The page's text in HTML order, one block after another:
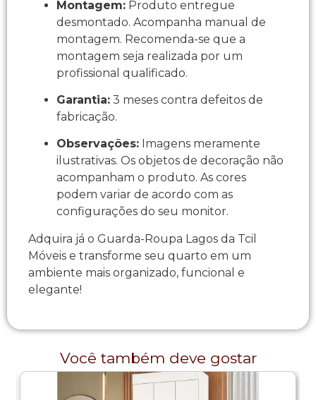
Montagem: Produto entregue
desmontado. Acompanha manual de
montagem. Recomenda-se que a
montagem seja realizada por um
profissional qualificado.
Garantia: 3 meses contra defeitos de
fabricação.
Observações: Imagens meramente
ilustrativas. Os objetos de decoração não
acompanham o produto. As cores
podem variar de acordo com as
configurações do seu monitor.
Adquira já o Guarda-Roupa Lagos da Tcil
Móveis e transforme seu quarto em um
ambiente mais organizado, funcional e
elegante!
Você também deve gostar